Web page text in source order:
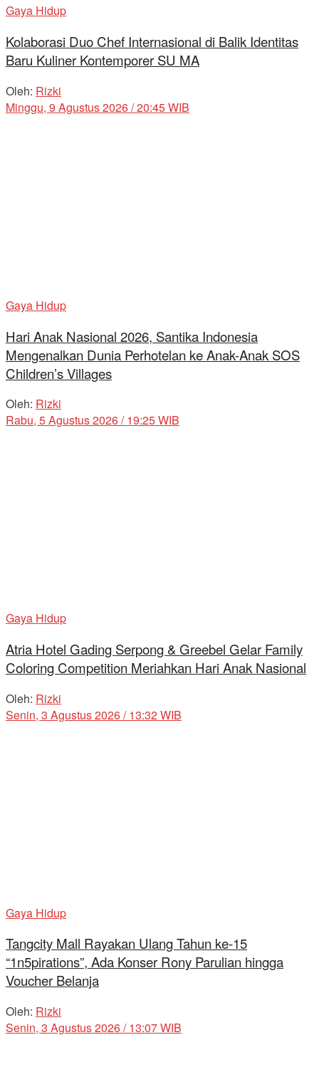
Gaya Hidup
Kolaborasi Duo Chef Internasional di Balik Identitas
Baru Kuliner Kontemporer SU MA
Oleh: Rizki
Minggu, 9 Agustus 2026 / 20:45 WIB
Gaya Hidup
Hari Anak Nasional 2026, Santika Indonesia
Mengenalkan Dunia Perhotelan ke Anak-Anak SOS
Children’s Villages
Oleh: Rizki
Rabu, 5 Agustus 2026 / 19:25 WIB
Gaya Hidup
Atria Hotel Gading Serpong & Greebel Gelar Family
Coloring Competition Meriahkan Hari Anak Nasional
Oleh: Rizki
Senin, 3 Agustus 2026 / 13:32 WIB
Gaya Hidup
Tangcity Mall Rayakan Ulang Tahun ke-15
“1n5pirations”, Ada Konser Rony Parulian hingga
Voucher Belanja
Oleh: Rizki
Senin, 3 Agustus 2026 / 13:07 WIB